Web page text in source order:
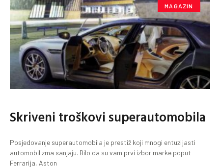
MAGAZIN
Skriveni troškovi superautomobila
Posjedovanje superautomobila je prestiž koji mnogi entuzijasti
automobilizma sanjaju. Bilo da su vam prvi izbor marke poput
Ferrarija, Aston